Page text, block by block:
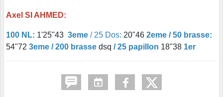
Axel SI AHMED:
100 NL: 1'25"43 3eme / 25 Dos: 20"46 2eme / 50 brasse:
54"72 3eme / 200 brasse dsq / 25 papillon 18"38 1er